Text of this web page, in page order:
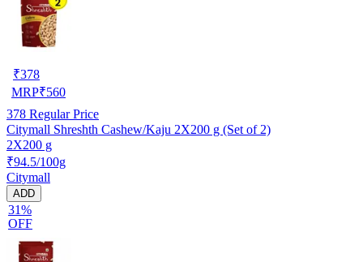
₹378
MRP₹560
378 Regular Price
Citymall Shreshth Cashew/Kaju 2X200 g (Set of 2)
2X200 g
₹94.5/100g
Citymall
ADD
31%
OFF